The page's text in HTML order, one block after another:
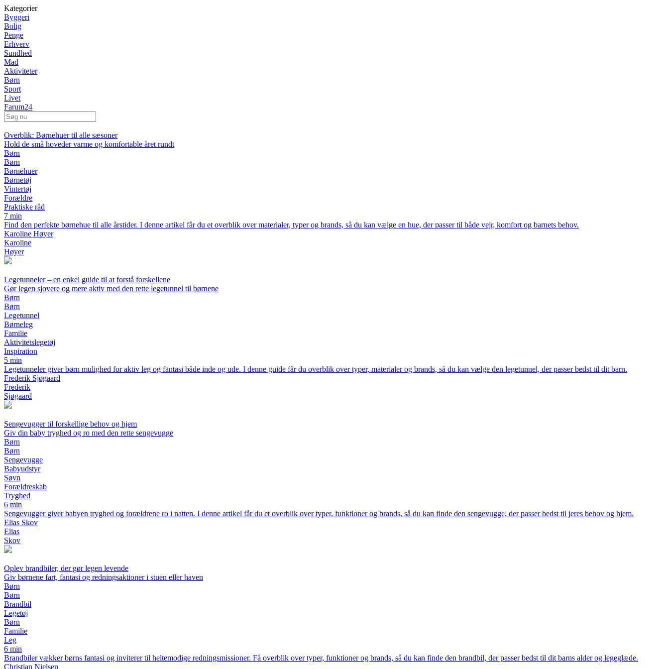
Kategorier
Byggeri
Bolig
Penge
Erhverv
Sundhed
Mad
Aktiviteter
Børn
Sport
Livet
Farum24
Overblik: Børnehuer til alle sæsoner
Hold de små hoveder varme og komfortable året rundt
Børn
Børn
Børnehuer
Børnetøj
Vintertøj
Forældre
Praktiske råd
7 min
Find den perfekte børnehue til alle årstider. I denne artikel får du et overblik over materialer, typer og brands, så du kan vælge en hue, der passer til både vejr, komfort og barnets behov.
Karoline Høyer
Karoline
Høyer
Legetunneler – en enkel guide til at forstå forskellene
Gør legen sjovere og mere aktiv med den rette legetunnel til børnene
Børn
Børn
Legetunnel
Børneleg
Familie
Aktivitetslegetøj
Inspiration
5 min
Legetunneler giver børn mulighed for aktiv leg og fantasi både inde og ude. I denne guide får du overblik over typer, materialer og brands, så du kan vælge den legetunnel, der passer bedst til dit barn.
Frederik Sjøgaard
Frederik
Sjøgaard
Sengevugger til forskellige behov og hjem
Giv din baby tryghed og ro med den rette sengevugge
Børn
Børn
Sengevugge
Babyudstyr
Søvn
Forældreskab
Tryghed
6 min
Sengevugger giver babyen tryghed og forældrene ro i natten. I denne artikel får du et overblik over typer, funktioner og brands, så du kan finde den sengevugge, der passer bedst til jeres behov og hjem.
Elias Skov
Elias
Skov
Oplev brandbiler, der gør legen levende
Giv børnene fart, fantasi og redningsaktioner i stuen eller haven
Børn
Børn
Brandbil
Legetøj
Børn
Familie
Leg
6 min
Brandbiler vækker børns fantasi og inviterer til heltemodige redningsmissioner. Få overblik over typer, funktioner og brands, så du kan finde den brandbil, der passer bedst til dit barns alder og legeglæde.
Christian Nielsen